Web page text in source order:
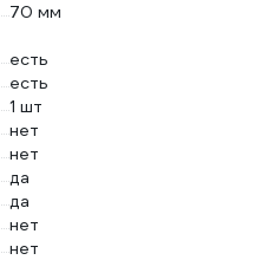
70 мм
есть
есть
1 шт
нет
нет
да
да
нет
нет